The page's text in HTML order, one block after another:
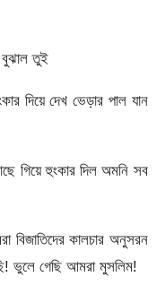
বুঝাল তুই
দিয়ে দেখ ভেড়ার পাল যান
গিয়ে হুংকার দিল অমনি সব
বিজাতিদের কালচার অনুসরন
ভুলে গেছি আমরা মুসলিম!